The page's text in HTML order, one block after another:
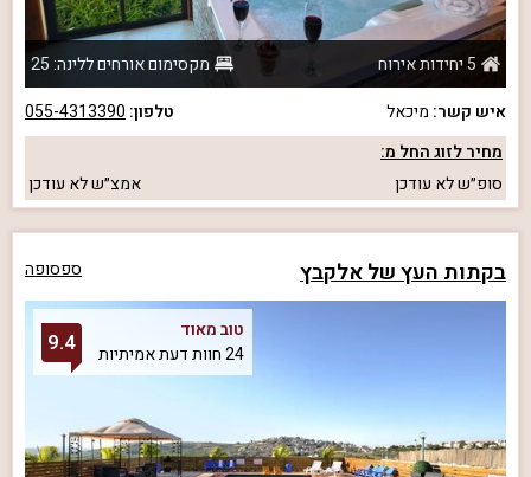
5 יחידות אירוח
מקסימום אורחים ללינה: 25
איש קשר: מיכאל טלפון: 055-4313390
מחיר לזוג החל מ:
סופ״שלא עודכן אמצ״שלא עודכן
בקתות העץ של אלקבץ ספסופה
טוב מאוד
24 חוות דעת אמיתיות
9.4